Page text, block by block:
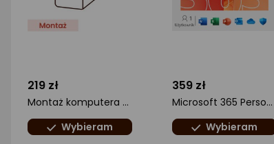
219 zł
Montaż komputera Standard
Wybieram
359 zł
Microsoft 365 Personal ML (EP2-32306)
Wybieram